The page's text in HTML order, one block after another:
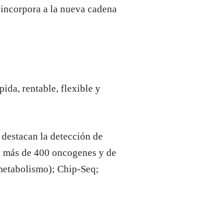
a la nueva cadena
rentable, flexible y
la detección de
de 400 oncogenes y de
Chip-Seq;